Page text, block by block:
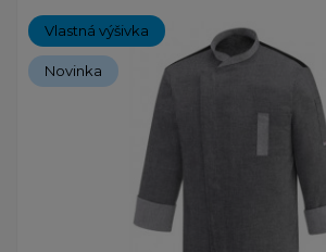
Vlastná výšivka
Novinka